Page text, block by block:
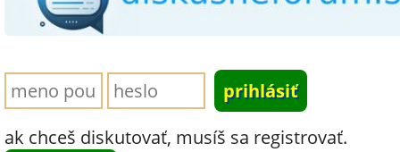
ak chceš diskutovať, musíš sa registrovať.